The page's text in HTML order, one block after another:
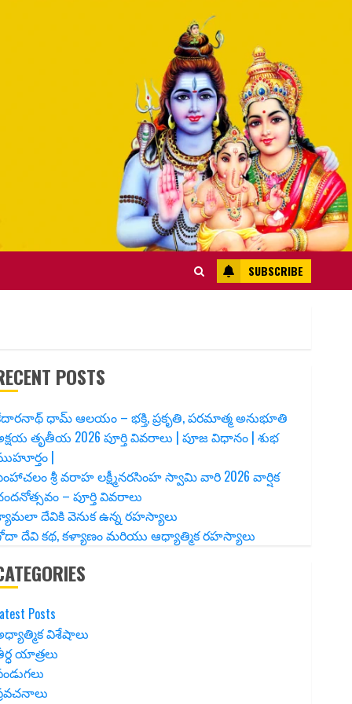
SUBSCRIBE
POSTS
ధామ్ ఆలయం – భక్తి, ప్రకృతి, పరమాత్మ అనుభూతి
తృతీయ 2026 పూర్తి వివరాలు | పూజ విధానం | శుభ
|
శ్రీ వరాహ లక్ష్మీనరసింహ స్వామి వారి 2026 వార్షిక
– పూర్తి వివరాలు
దేవికి వెనుక ఉన్న రహస్యాలు
దేవి కథ, కళ్యాణం మరియు ఆధ్యాత్మిక రహస్యాలు
Posts
విశేషాలు
యాత్రలు